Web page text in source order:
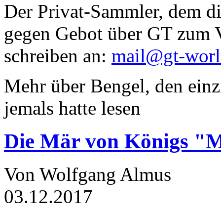
Der Privat-Sammler, dem
gegen Gebot über GT zum
schreiben an: mail@gt-
Mehr über Bengel, den
jemals hatte lesen
Die Mär von Königs
Von Wolfgang Almus
03.12.2017